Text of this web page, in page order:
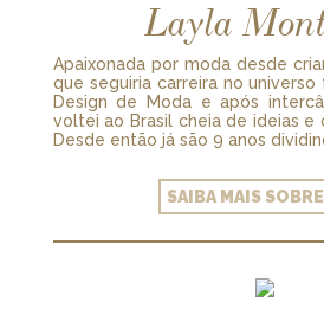
Layla
Apaixonada por moda desde
que seguiria carreira no universo
Design de Moda e após
voltei ao Brasil cheia de ideias e
Desde então já são 9 anos
SAIBA MAIS